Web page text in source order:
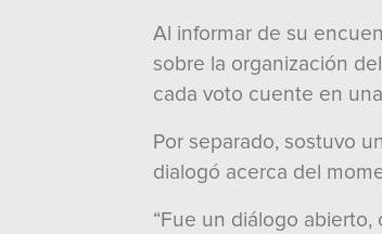
Al informar de su
sobre la organización
cada voto cuente en
Por separado, sostuvo
dialogó acerca del
“Fue un diálogo